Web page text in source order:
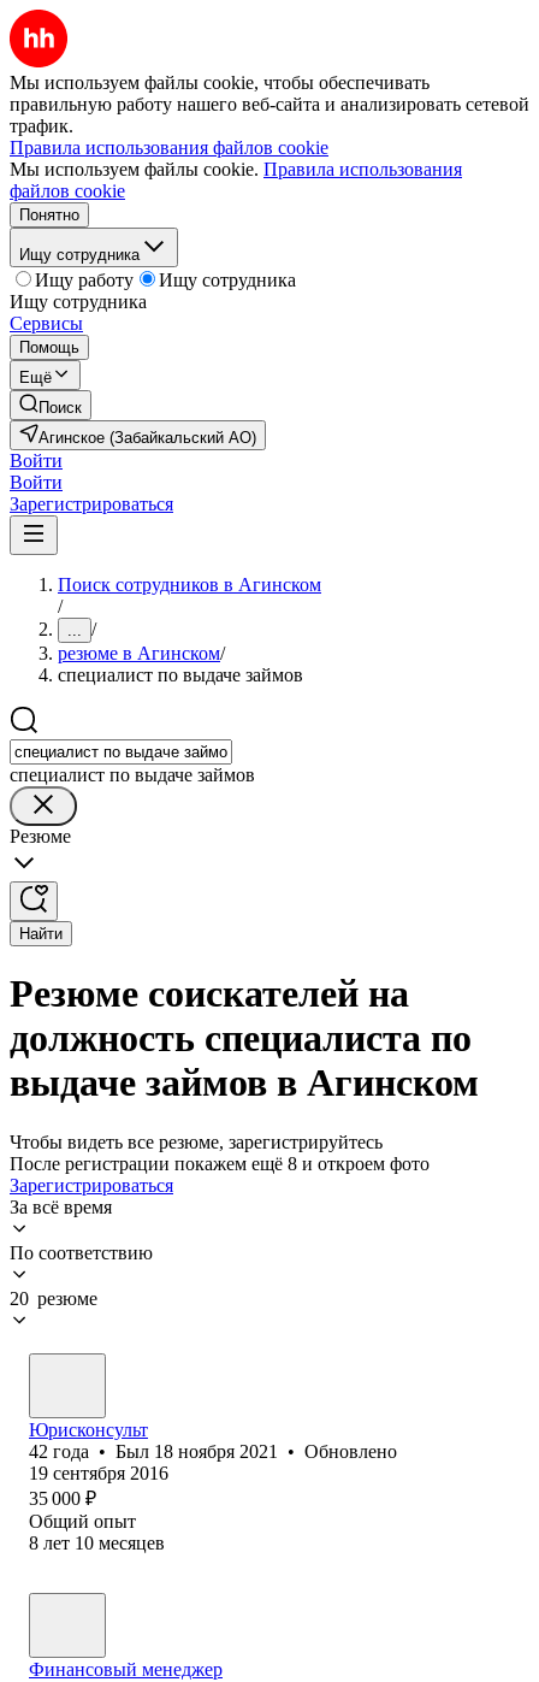
Мы используем файлы cookie, чтобы обеспечивать
правильную работу нашего веб-сайта и анализировать сетевой
трафик.
Правила использования файлов cookie
Мы используем файлы cookie. Правила использования
файлов cookie
Понятно
Ищу сотрудника
Ищу работу
Ищу сотрудника
Ищу сотрудника
Сервисы
Помощь
Ещё
Поиск
Агинское (Забайкальский АО)
Войти
Войти
Зарегистрироваться
Поиск сотрудников в Агинском
/
... /
резюме в Агинском/
специалист по выдаче займов
специалист по выдаче займов
Резюме
Найти
Резюме соискателей на
должность специалиста по
выдаче займов в Агинском
Чтобы видеть все резюме, зарегистрируйтесь
После регистрации покажем ещё 8 и откроем фото
Зарегистрироваться
За всё время
По соответствию
20 резюме
Юрисконсульт
42 года • Был 18 ноября 2021 • Обновлено
19 сентября 2016
35 000 ₽
Общий опыт
8 лет 10 месяцев
Финансовый менеджер